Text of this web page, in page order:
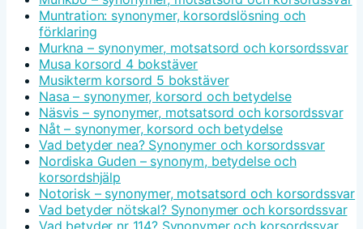
Muntration: synonymer, korsordslösning och
förklaring
Murkna – synonymer, motsatsord och korsordssvar
Musa korsord 4 bokstäver
Musikterm korsord 5 bokstäver
Nasa – synonymer, korsord och betydelse
Näsvis – synonymer, motsatsord och korsordssvar
Nåt – synonymer, korsord och betydelse
Vad betyder nea? Synonymer och korsordssvar
Nordiska Guden – synonym, betydelse och
korsordshjälp
Notorisk – synonymer, motsatsord och korsordssvar
Vad betyder nötskal? Synonymer och korsordssvar
Vad betyder nr 114? Synonymer och korsordssvar